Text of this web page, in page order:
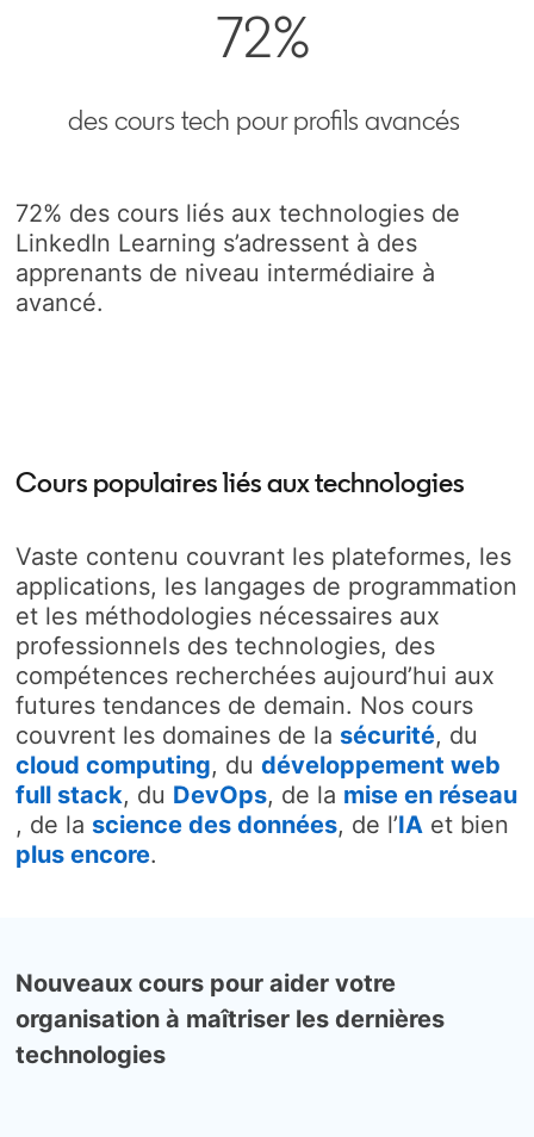
72%
des cours tech pour profils avancés
72% des cours liés aux technologies de
LinkedIn Learning s’adressent à des
apprenants de niveau intermédiaire à
avancé.
Cours populaires liés aux technologies
Vaste contenu couvrant les plateformes, les
applications, les langages de programmation
et les méthodologies nécessaires aux
professionnels des technologies, des
compétences recherchées aujourd’hui aux
futures tendances de demain. Nos cours
couvrent les domaines de la sécuritéopens
, du
cloud computing, dudéveloppement web
full stackopens in a new tab
, du DevOpsopens in a new tab
, de la mise en réseau
opens in a new tab
, de la science des données, de l’IA opens in
et bien
plus encoreopens in a new tab
.
Nouveaux cours pour aider votre
organisation à maîtriser les dernières
technologies